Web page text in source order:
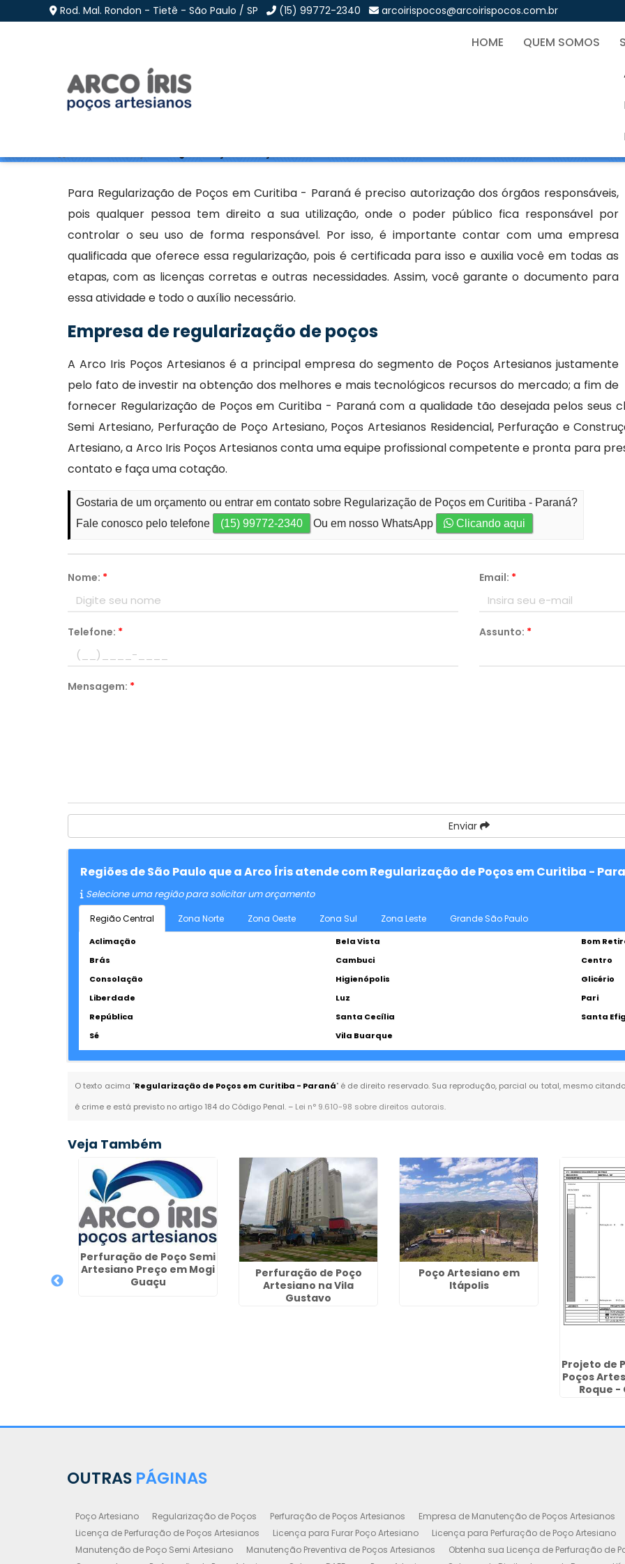
Rod. Mal. Rondon - Tietê - São Paulo / SP (15) 99772-2340 arcoirispocos@arcoirispocos.com.br
HOME QUEM SOMOS
Regularização de Poços em Curitiba - Paraná
Para Regularização de Poços em Curitiba - Paraná é preciso autorização dos órgãos responsáveis,
pois qualquer pessoa tem direito a sua utilização, onde o poder público fica responsável por
controlar o seu uso de forma responsável. Por isso, é importante contar com uma empresa
qualificada que oferece essa regularização, pois é certificada para isso e auxilia você em todas as
etapas, com as licenças corretas e outras necessidades. Assim, você garante o documento para
essa atividade e todo o auxílio necessário.
Empresa de regularização de poços
A Arco Iris Poços Artesianos é a principal empresa do segmento de Poços Artesianos justamente
pelo fato de investir na obtenção dos melhores e mais tecnológicos recursos do mercado; a fim de
fornecer Regularização de Poços em Curitiba - Paraná com a qualidade tão desejada pelos seus
Semi Artesiano, Perfuração de Poço Artesiano, Poços Artesianos Residencial, Perfuração e
Artesiano, a Arco Iris Poços Artesianos conta uma equipe profissional competente e pronta para
contato e faça uma cotação.
Gostaria de um orçamento ou entrar em contato sobre Regularização de Poços em Curitiba - Paraná?
Fale conosco pelo telefone
(15) 99772-2340 Ou em nosso WhatsApp Clicando aqui
Nome: * Email: *
Telefone: * Assunto: *
Mensagem: *
Enviar
Regiões de São Paulo que a Arco Íris atende com Regularização de Poços em Curitiba -
Selecione uma região para solicitar um orçamento
Região Central Zona Norte Zona Oeste Zona Sul Zona Leste Grande São Paulo
Aclimação Bela Vista
Bom
Brás
Cambuci
Centro
Consolação
Higienópolis
Glicério
Liberdade
Luz
Pari
República
Santa Cecília
Santa
Sé
Vila Buarque
O texto acima "Regularização de Poços em Curitiba - Paraná" é de direito reservado. Sua reprodução, parcial ou total, mesmo
é crime e está previsto no artigo 184 do Código Penal. – Lei n° 9.610-98 sobre direitos autorais.
Veja Também
Perfuração de Poço Semi
Artesiano Preço em Mogi
Guaçu
Perfuração de Poço
Artesiano na Vila
Gustavo
Poço Artesiano em
Itápolis
Projeto de
Poços
Roque -
OUTRAS PÁGINAS
Poço Artesiano Regularização de Poços Perfuração de Poços Artesianos
Empresa de Manutenção de Poços Artesianos
Licença de Perfuração de Poços Artesianos
Licença para Furar Poço Artesiano
Licença para Perfuração de Poço Artesiano
Manutenção de Poço Semi Artesiano
Manutenção Preventiva de Poços Artesianos
Obtenha sua Licença de Perfuração de